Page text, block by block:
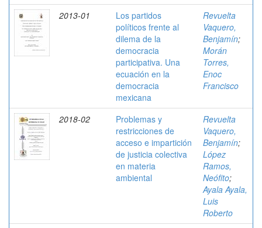
2013-01
Los partidos
políticos frente al
dilema de la
democracia
participativa. Una
ecuación en la
democracia
mexicana
Revuelta
Vaquero,
Benjamín;
Morán
Torres,
Enoc
Francisco
2018-02
Problemas y
restricciones de
acceso e impartición
de justicia colectiva
en materia
ambiental
Revuelta
Vaquero,
Benjamín;
López
Ramos,
Neófito;
Ayala Ayala,
Luis
Roberto